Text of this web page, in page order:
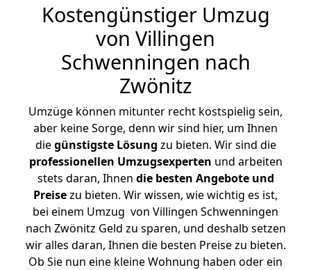
Kostengünstiger Umzug
von Villingen
Schwenningen nach
Zwönitz
Umzüge können mitunter recht kostspielig sein,
aber keine Sorge, denn wir sind hier, um Ihnen
diegünstigste Lösung zu bieten. Wir sind die
professionellen Umzugsexperten und arbeiten
stets daran, Ihnen die besten Angebote und
Preisezu bieten. Wir wissen, wie wichtig es ist,
bei einem Umzug von Villingen Schwenningen
nach Zwönitz Geld zu sparen, und deshalb setzen
wir alles daran, Ihnen die besten Preise zu bieten.
Ob Sie nun eine kleine Wohnung haben oder ein